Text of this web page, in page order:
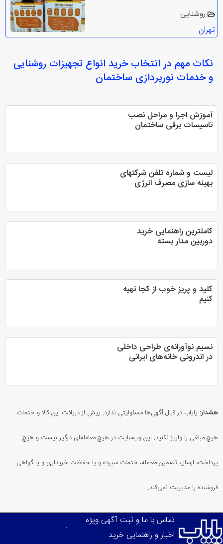
روشنایی
تهران
نکات مهم در انتخابخرید انواع تجهیزات روشنایی
و خدمات نورپردازی ساختمان
آموزش اجرا و مراحل نصب
تاسیسات برقی ساختمان
لیست و شماره تلفن شرکتهای
بهینه سازی مصرف انرژی
کاملترین راهنمایی خرید
دوربین مدار بسته
کلید و پریز خوب از کجا تهیه
کنیم
نسیم نوآورانه‌ی طراحی داخلی
در اندرونی خانه‌های ایرانی
هشدار: پایاب در قبال آگهی‌ها مسئولیتی ندارد. پیش از دریافت این کالا و خدمات
هیچ مبلغی را واریز نکنید. این وب‌سایت در هیچ معامله‌ای درگیر نیست و هیچ
پرداخت، ارسال، تضمین معامله، خدمات سپرده و یا حفاظت خریداری و یا گواهی
فروشنده را مدیریت نمی‌کند.
تماس با ما و ثبت آگهی ویژه
اخبار و راهنمایی خرید